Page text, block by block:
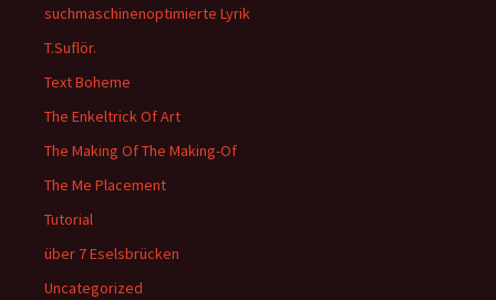
suchmaschinenoptimierte Lyrik
T.Suflör.
Text Boheme
The Enkeltrick Of Art
The Making Of The Making-Of
The Me Placement
Tutorial
über 7 Eselsbrücken
Uncategorized